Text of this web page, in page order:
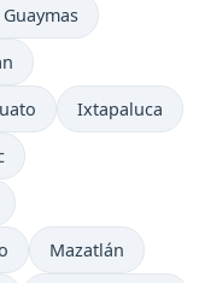
Ixtapaluca
Mazatlán